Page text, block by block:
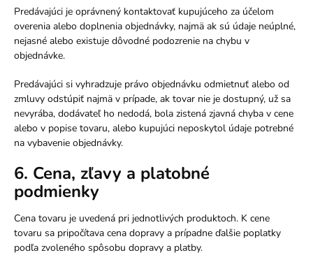
Predávajúci je oprávnený kontaktovať kupujúceho za účelom
overenia alebo doplnenia objednávky, najmä ak sú údaje neúplné,
nejasné alebo existuje dôvodné podozrenie na chybu v
objednávke.
Predávajúci si vyhradzuje právo objednávku odmietnuť alebo od
zmluvy odstúpiť najmä v prípade, ak tovar nie je dostupný, už sa
nevyrába, dodávateľ ho nedodá, bola zistená zjavná chyba v cene
alebo v popise tovaru, alebo kupujúci neposkytol údaje potrebné
na vybavenie objednávky.
6. Cena, zľavy a platobné
podmienky
Cena tovaru je uvedená pri jednotlivých produktoch. K cene
tovaru sa pripočítava cena dopravy a prípadne ďalšie poplatky
podľa zvoleného spôsobu dopravy a platby.